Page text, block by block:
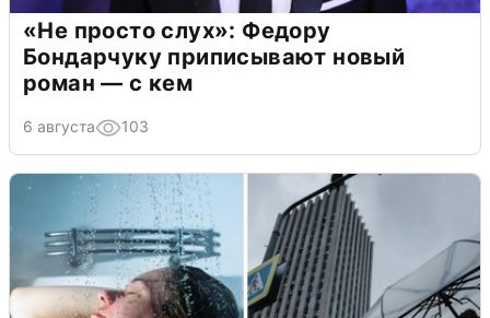
«Не просто слух»: Федору
Бондарчуку приписывают новый
роман — с кем
6 августа 103